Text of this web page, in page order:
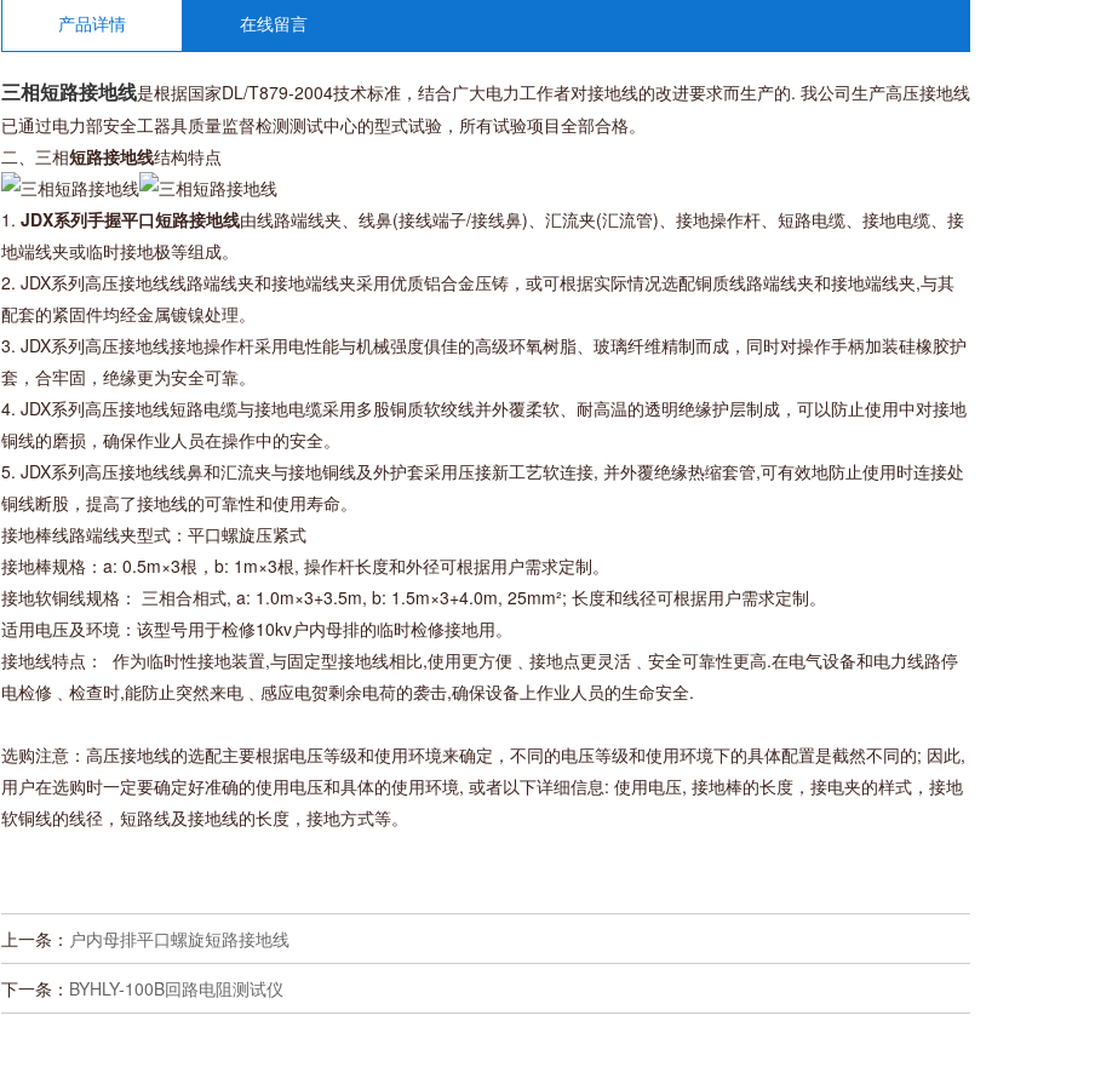
产品详情 在线留言
三相短路接地线是根据国家DL/T879-2004技术标准，结合广大电力工作者对接地线的改进要求而生产的. 我公司生产高压接地线
已通过电力部安全工器具质量监督检测测试中心的型式试验，所有试验项目全部合格。
二、三相短路接地线结构特点
1. JDX系列手握平口短路接地线由线路端线夹、线鼻(接线端子/接线鼻)、汇流夹(汇流管)、接地操作杆、短路电缆、接地电缆、接
地端线夹或临时接地极等组成。
2. JDX系列高压接地线线路端线夹和接地端线夹采用优质铝合金压铸，或可根据实际情况选配铜质线路端线夹和接地端线夹,与其
配套的紧固件均经金属镀镍处理。
3. JDX系列高压接地线接地操作杆采用电性能与机械强度俱佳的高级环氧树脂、玻璃纤维精制而成，同时对操作手柄加装硅橡胶护
套，合牢固，绝缘更为安全可靠。
4. JDX系列高压接地线短路电缆与接地电缆采用多股铜质软绞线并外覆柔软、耐高温的透明绝缘护层制成，可以防止使用中对接地
铜线的磨损，确保作业人员在操作中的安全。
5. JDX系列高压接地线线鼻和汇流夹与接地铜线及外护套采用压接新工艺软连接, 并外覆绝缘热缩套管,可有效地防止使用时连接处
铜线断股，提高了接地线的可靠性和使用寿命。
接地棒线路端线夹型式：平口螺旋压紧式
接地棒规格：a: 0.5m×3根，b: 1m×3根, 操作杆长度和外径可根据用户需求定制。
接地软铜线规格： 三相合相式, a: 1.0m×3+3.5m, b: 1.5m×3+4.0m, 25mm²; 长度和线径可根据用户需求定制。
适用电压及环境：该型号用于检修10kv户内母排的临时检修接地用。
接地线特点： 作为临时性接地装置,与固定型接地线相比,使用更方便﹑接地点更灵活﹑安全可靠性更高.在电气设备和电力线路停
电检修﹑检查时,能防止突然来电﹑感应电贺剩余电荷的袭击,确保设备上作业人员的生命安全.
选购注意：高压接地线的选配主要根据电压等级和使用环境来确定，不同的电压等级和使用环境下的具体配置是截然不同的; 因此,
用户在选购时一定要确定好准确的使用电压和具体的使用环境, 或者以下详细信息: 使用电压, 接地棒的长度，接电夹的样式，接地
软铜线的线径，短路线及接地线的长度，接地方式等。
上一条： 户内母排平口螺旋短路接地线
下一条： BYHLY-100B回路电阻测试仪